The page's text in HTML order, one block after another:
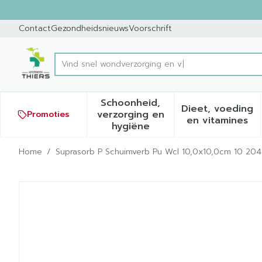
ContactGezondheidsnieuwsVoorschrift
Product, merk, categorie...
Vi
Promoties
Schoonheid,
verzorging en
hygiëneToon submenu voor
Dieet, voeding
en vitamines
Toon
Home / Suprasorb P Schuimverb Pu Wcl 10,0x10,0cm 10
Suprasorb P Schuimverb